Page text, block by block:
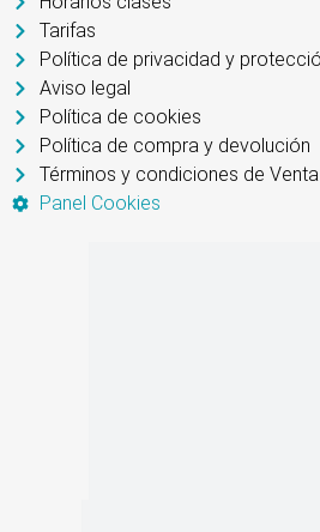
Tarifas
Política de privacidad y
Aviso legal
Política de cookies
Política de compra y devolución
Términos y condiciones de Venta
Panel Cookies